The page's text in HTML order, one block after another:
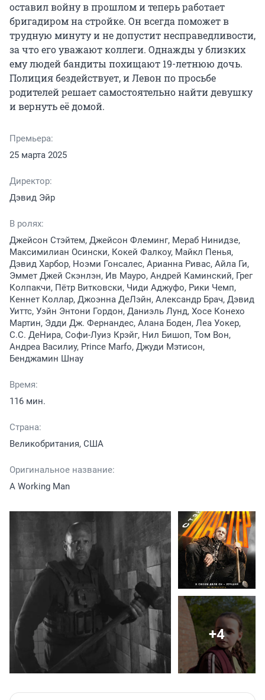
оставил войну в прошлом и теперь работает
бригадиром на стройке. Он всегда поможет в
трудную минуту и не допустит несправедливости,
за что его уважают коллеги. Однажды у близких
ему людей бандиты похищают 19-летнюю дочь.
Полиция бездействует, и Левон по просьбе
родителей решает самостоятельно найти девушку
и вернуть её домой.
Премьера:
25 марта 2025
Директор:
Дэвид Эйр
В ролях:
Джейсон Стэйтем, Джейсон Флеминг, Мераб Нинидзе,
Максимилиан Осински, Кокей Фалкоу, Майкл Пенья,
Дэвид Харбор, Ноэми Гонсалес, Арианна Ривас, Айла Ги,
Эммет Джей Скэнлэн, Ив Мауро, Андрей Каминский, Грег
Колпакчи, Пётр Витковски, Чиди Аджуфо, Рики Чемп,
Кеннет Коллар, Джоэнна ДеЛэйн, Александр Брач, Дэвид
Уиттс, Уэйн Энтони Гордон, Даниэль Лунд, Хосе Конехо
Мартин, Эдди Дж. Фернандес, Алана Боден, Леа Уокер,
С.С. ДеНира, Софи-Луиз Крэйг, Нил Бишоп, Том Вон,
Андреа Василиу, Prince Marfo, Джуди Мэтисон,
Бенджамин Шнау
Время:
116 мин.
Страна:
Великобритания, США
Оригинальное название:
A Working Man
+4